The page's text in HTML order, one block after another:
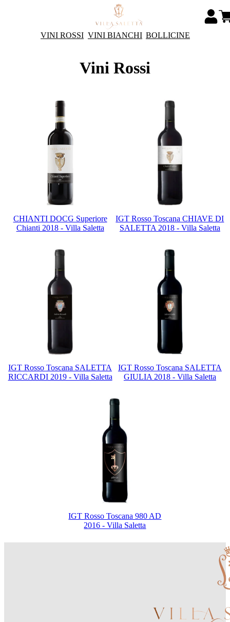
VINI ROSSI VINI BIANCHI BOLLICINE
Vini Rossi
CHIANTI DOCG Superiore
Chianti 2018 - Villa Saletta
IGT Rosso Toscana CHIAVE DI
SALETTA 2018 - Villa Saletta
IGT Rosso Toscana SALETTA
RICCARDI 2019 - Villa Saletta
IGT Rosso Toscana SALETTA
GIULIA 2018 - Villa Saletta
IGT Rosso Toscana 980 AD
2016 - Villa Saletta